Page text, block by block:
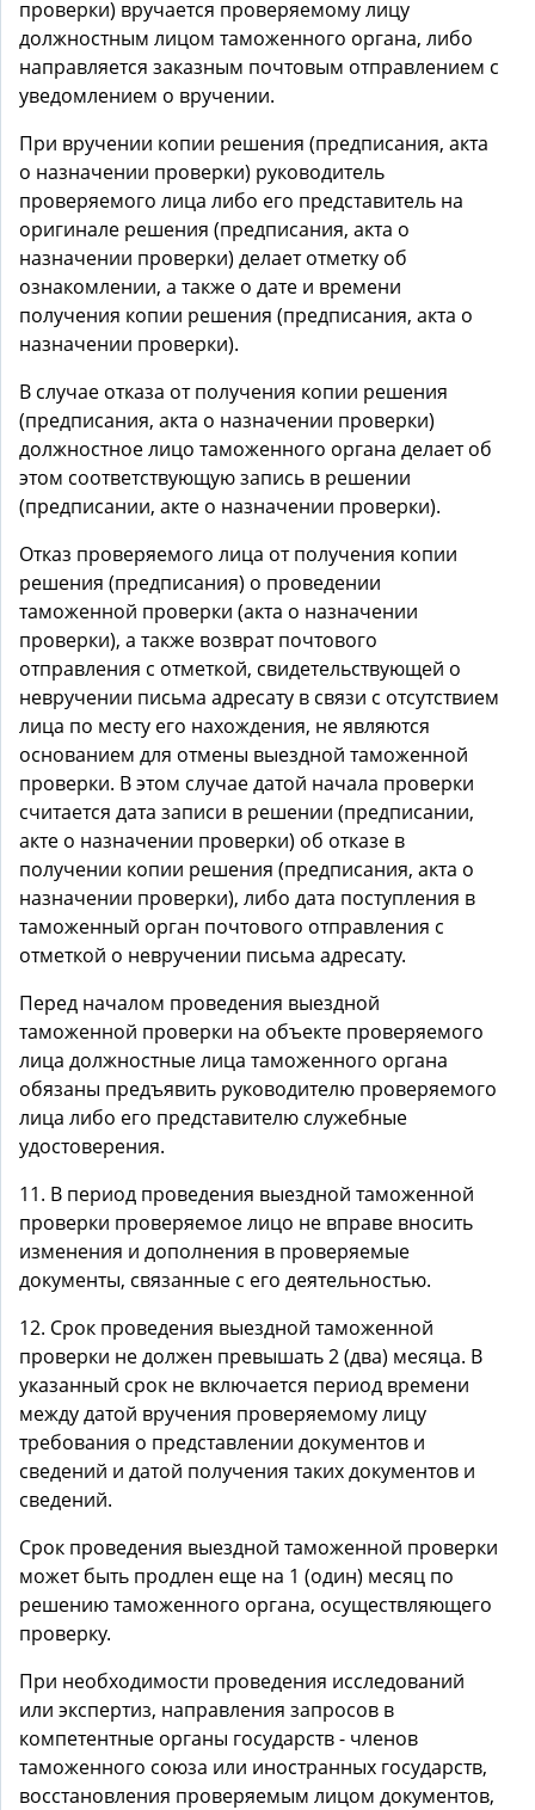
проверки) вручается проверяемому лицу
должностным лицом таможенного органа, либо
направляется заказным почтовым отправлением с
уведомлением о вручении.
При вручении копии решения (предписания, акта
о назначении проверки) руководитель
проверяемого лица либо его представитель на
оригинале решения (предписания, акта о
назначении проверки) делает отметку об
ознакомлении, а также о дате и времени
получения копии решения (предписания, акта о
назначении проверки).
В случае отказа от получения копии решения
(предписания, акта о назначении проверки)
должностное лицо таможенного органа делает об
этом соответствующую запись в решении
(предписании, акте о назначении проверки).
Отказ проверяемого лица от получения копии
решения (предписания) о проведении
таможенной проверки (акта о назначении
проверки), а также возврат почтового
отправления с отметкой, свидетельствующей о
невручении письма адресату в связи с отсутствием
лица по месту его нахождения, не являются
основанием для отмены выездной таможенной
проверки. В этом случае датой начала проверки
считается дата записи в решении (предписании,
акте о назначении проверки) об отказе в
получении копии решения (предписания, акта о
назначении проверки), либо дата поступления в
таможенный орган почтового отправления с
отметкой о невручении письма адресату.
Перед началом проведения выездной
таможенной проверки на объекте проверяемого
лица должностные лица таможенного органа
обязаны предъявить руководителю проверяемого
лица либо его представителю служебные
удостоверения.
11. В период проведения выездной таможенной
проверки проверяемое лицо не вправе вносить
изменения и дополнения в проверяемые
документы, связанные с его деятельностью.
12. Срок проведения выездной таможенной
проверки не должен превышать 2 (два) месяца. В
указанный срок не включается период времени
между датой вручения проверяемому лицу
требования о представлении документов и
сведений и датой получения таких документов и
сведений.
Срок проведения выездной таможенной проверки
может быть продлен еще на 1 (один) месяц по
решению таможенного органа, осуществляющего
проверку.
При необходимости проведения исследований
или экспертиз, направления запросов в
компетентные органы государств - членов
таможенного союза или иностранных государств,
восстановления проверяемым лицом документов,